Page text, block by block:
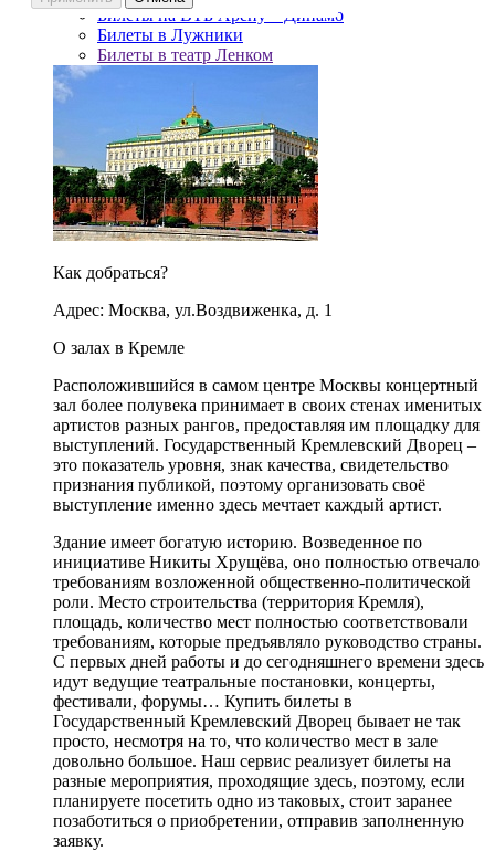
Билеты на ВТБ Арену – Динамо
Билеты в Лужники
Билеты в театр Ленком
Как добраться?
Адрес: Москва, ул.Воздвиженка, д. 1
О залах в Кремле
Расположившийся в самом центре Москвы концертный
зал более полувека принимает в своих стенах именитых
артистов разных рангов, предоставляя им площадку для
выступлений. Государственный Кремлевский Дворец –
это показатель уровня, знак качества, свидетельство
признания публикой, поэтому организовать своё
выступление именно здесь мечтает каждый артист.
Здание имеет богатую историю. Возведенное по
инициативе Никиты Хрущёва, оно полностью отвечало
требованиям возложенной общественно-политической
роли. Место строительства (территория Кремля),
площадь, количество мест полностью соответствовали
требованиям, которые предъявляло руководство страны.
С первых дней работы и до сегодняшнего времени здесь
идут ведущие театральные постановки, концерты,
фестивали, форумы… Купить билеты в
Государственный Кремлевский Дворец бывает не так
просто, несмотря на то, что количество мест в зале
довольно большое. Наш сервис реализует билеты на
разные мероприятия, проходящие здесь, поэтому, если
планируете посетить одно из таковых, стоит заранее
позаботиться о приобретении, отправив заполненную
заявку.